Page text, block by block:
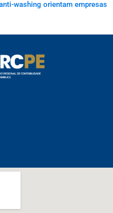
washing orientam empresas